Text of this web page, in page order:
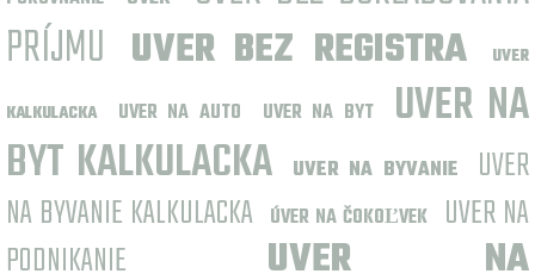
PRÍJMU UVER BEZ REGISTRA UVER
KALKULACKA UVER NA AUTO UVER NA BYT
UVER NA
BYT KALKULACKA
UVER NA BYVANIE
UVER
NA BYVANIE KALKULACKA ÚVER NA ČOKOĽVEK
UVER NA
PODNIKANIE
UVER NA